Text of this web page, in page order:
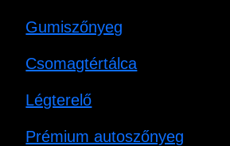
Gumiszőnyeg
Csomagtértálca
Légterelő
Prémium autoszőnyeg